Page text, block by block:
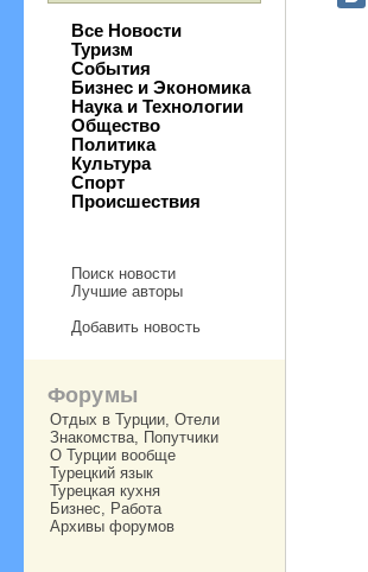
Все Новости
Туризм
События
Бизнес и Экономика
Наука и Технологии
Общество
Политика
Культура
Спорт
Происшествия
Поиск новости
Лучшие авторы
Добавить новость
Форумы
Отдых в Турции, Отели
Знакомства, Попутчики
О Турции вообще
Турецкий язык
Турецкая кухня
Бизнес, Работа
Архивы форумов